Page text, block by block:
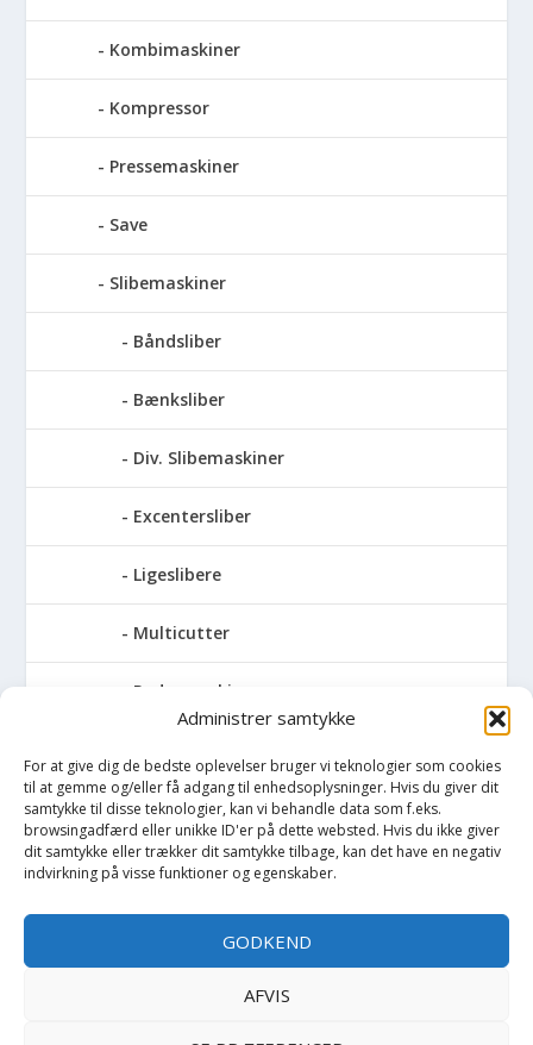
Administrer samtykke
For at give dig de bedste oplevelser bruger vi teknologier som cookies
til at gemme og/eller få adgang til enhedsoplysninger. Hvis du giver dit
samtykke til disse teknologier, kan vi behandle data som f.eks.
browsingadfærd eller unikke ID'er på dette websted. Hvis du ikke giver
dit samtykke eller trækker dit samtykke tilbage, kan det have en negativ
indvirkning på visse funktioner og egenskaber.
GODKEND
AFVIS
Kombimaskiner
Kompressor
Pressemaskiner
Save
Slibemaskiner
Båndsliber
Bænksliber
Div. Slibemaskiner
Excentersliber
Ligeslibere
Multicutter
Pudsemaskiner
høvlknive
Vådsliber
Søjlebore- & bænkboremaskiner